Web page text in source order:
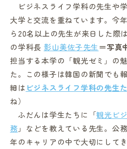
ビジネスライフ学科の先生や
大学と交流を重ねています。今
ら20名以上の先生が来日した際
の学科長 影山美佐子先生＝写真
担当する本学の「観光ゼミ」の
た。この様子は韓国の新聞でも
細は ビジネスライフ学科の先生
ね）
ふだんは学生たちに「観光ビ
務 」などを教えている先生。公
年のキャリアの中で大切にして